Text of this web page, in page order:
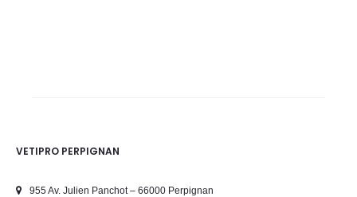
VETIPRO PERPIGNAN
955 Av. Julien Panchot – 66000 Perpignan